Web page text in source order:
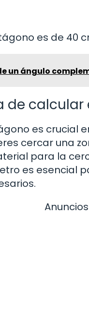
es de 40
un ángulo
de
es crucial
cercar una
para la
es esencial
Anuncios